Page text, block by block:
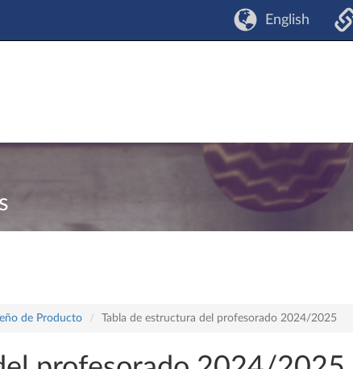
English
de Producto Tabla de estructura del profesorado 2024/2025